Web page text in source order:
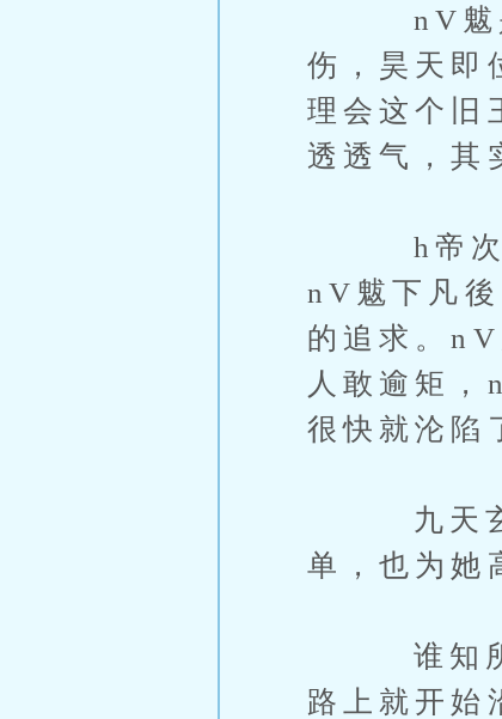
nV魃是帝
伤，昊天即
理会这个旧
透透气，其
h帝次子
nV魃下凡
的追求。
人敢逾矩
很快就沦陷
九天玄nV
单，也为她
谁知所托
路上就开始